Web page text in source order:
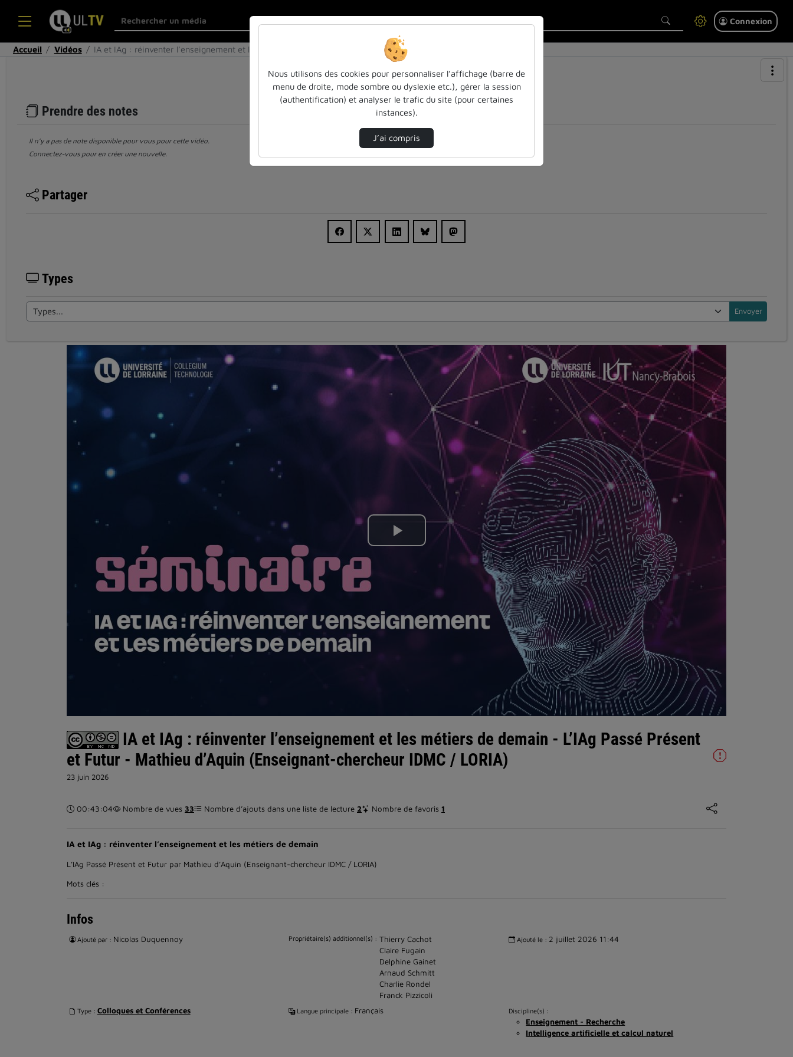
Connexion
Accueil Vidéos IA et IAg : réinventer l’enseignement et les…
Prendre des notes
Il n’y a pas de note disponible pour vous pour cette vidéo.
Connectez-vous pour en créer une nouvelle.
Partager
Types
Lire
vidéo
IA et IAg : réinventer l’enseignement et les métiers de demain - L’IAg Passé Présent
et Futur - Mathieu d’Aquin (Enseignant-chercheur IDMC / LORIA)
23 juin 2026
Durée :
00:43:04 Nombre de vues 33 Nombre d’ajouts dans une liste de lecture 2 Nombre de favoris 1
IA et IAg : réinventer l’enseignement et les métiers de demain
L’IAg Passé Présent et Futur par Mathieu d’Aquin (Enseignant-chercheur IDMC / LORIA)
Mots clés :
Infos
Ajouté par : Nicolas Duquennoy Propriétaire(s) additionnel(s) : Thierry Cachot
Claire Fugain
Delphine Gainet
Arnaud Schmitt
Charlie Rondel
Franck Pizzicoli
Ajouté le : 2 juillet 2026 11:44
Type : Colloques et Conférences Langue principale : Français Discipline(s) :
Enseignement - Recherche
Intelligence artificielle et calcul naturel
Nous utilisons des cookies pour personnaliser l’affichage (barre de
menu de droite, mode sombre ou dyslexie etc.), gérer la session
(authentification) et analyser le trafic du site (pour certaines
instances).
J’ai compris